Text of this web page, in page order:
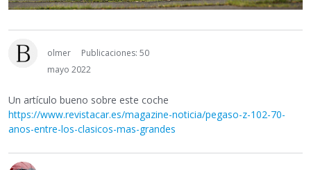
olmer
Publicaciones: 50
mayo 2022
Un artículo bueno sobre este coche
https://www.revistacar.es/magazine-noticia/pegaso-z-102-70-
anos-entre-los-clasicos-mas-grandes